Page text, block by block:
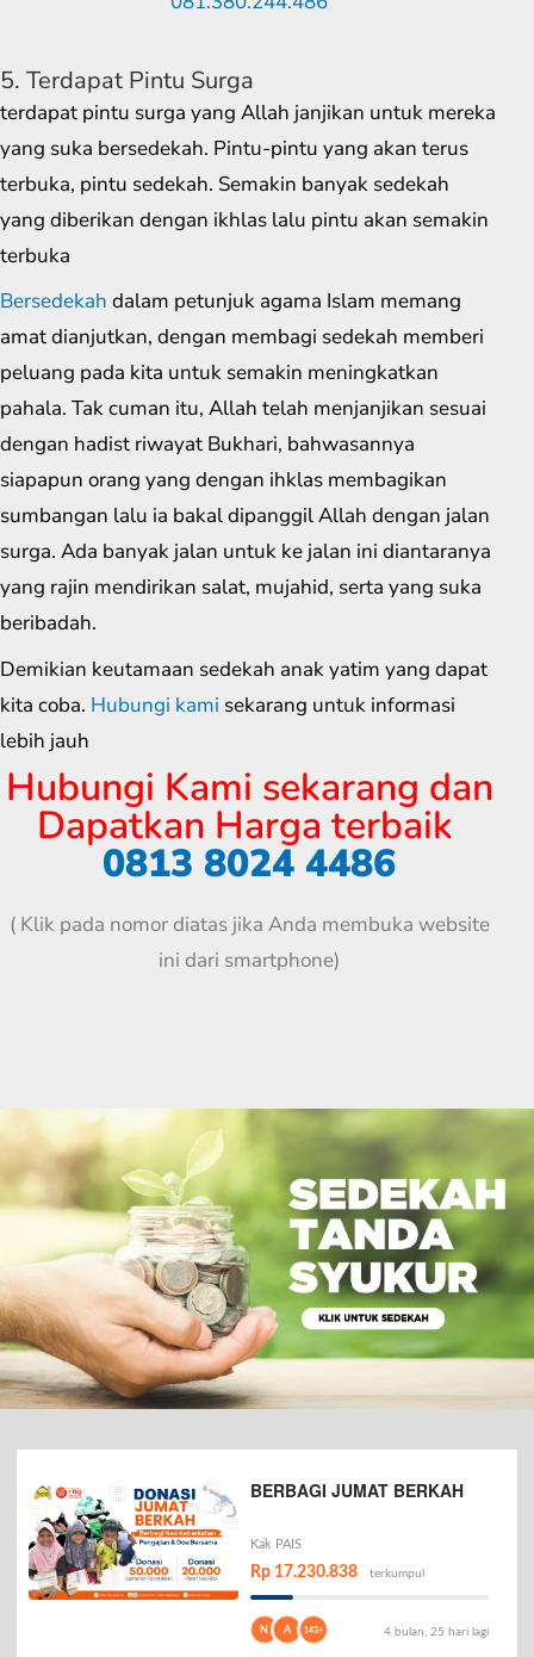
5. Terdapat Pintu Surga
terdapat pintu surga yang Allah janjikan untuk mereka
yang suka bersedekah. Pintu-pintu yang akan terus
terbuka, pintu sedekah. Semakin banyak sedekah
yang diberikan dengan ikhlas lalu pintu akan semakin
terbuka
Bersedekah dalam petunjuk agama Islam memang
amat dianjutkan, dengan membagi sedekah memberi
peluang pada kita untuk semakin meningkatkan
pahala. Tak cuman itu, Allah telah menjanjikan sesuai
dengan hadist riwayat Bukhari, bahwasannya
siapapun orang yang dengan ihklas membagikan
sumbangan lalu ia bakal dipanggil Allah dengan jalan
surga. Ada banyak jalan untuk ke jalan ini diantaranya
yang rajin mendirikan salat, mujahid, serta yang suka
beribadah.
Demikian keutamaan sedekah anak yatim yang dapat
kita coba. Hubungi kami sekarang untuk informasi
lebih jauh
Hubungi Kami sekarang dan
Dapatkan Harga terbaik
0813 8024 4486
( Klik pada nomor diatas jika Anda membuka website
ini dari smartphone)
BERBAGI JUMAT BERKAH
Kak PAIS
Rp 17.230.838 terkumpul
N A 143+ 4 bulan, 25 hari lagi